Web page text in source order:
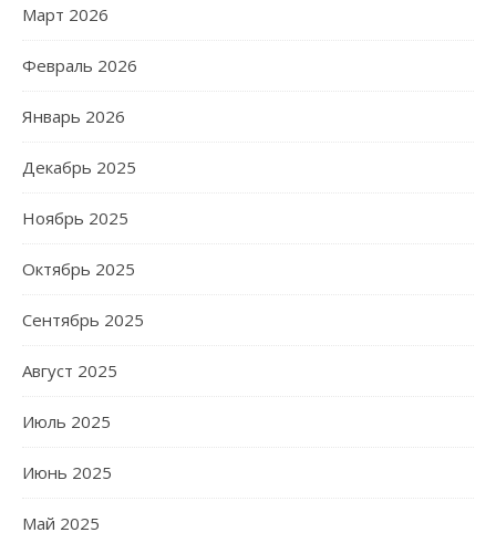
Март 2026
Февраль 2026
Январь 2026
Декабрь 2025
Ноябрь 2025
Октябрь 2025
Сентябрь 2025
Август 2025
Июль 2025
Июнь 2025
Май 2025